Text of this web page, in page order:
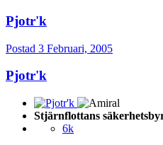
Pjotr'k
Postad 3 Februari, 2005
Pjotr'k
Stjärnflottans
6k